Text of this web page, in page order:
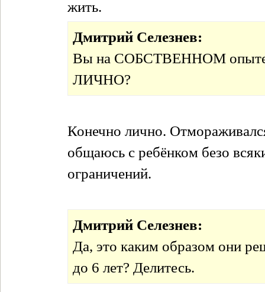
жить.
Дмитрий Селезнев:
Вы на СОБСТВЕННОМ опыте
ЛИЧНО?
Конечно лично.
общаюсь с ребёнком безо
ограничений.
Дмитрий Селезнев:
Да, это каким образом они
до 6 лет? Делитесь.